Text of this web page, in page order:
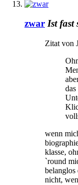
zwar Ist fast
Zitat von
wenn
klasse,
ˋround
belanglos
nicht,